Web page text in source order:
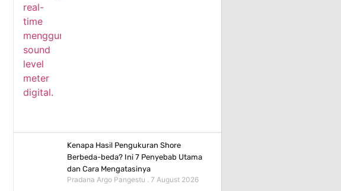
Kenapa Hasil Pengukuran Shore
Berbeda-beda? Ini 7 Penyebab Utama
dan Cara Mengatasinya
Pradana Argo Pangestu
7 August 2026